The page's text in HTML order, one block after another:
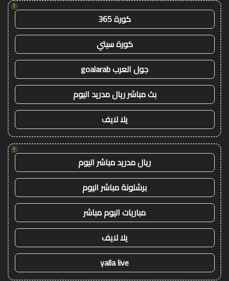
!
كورة 365
كورة سيتي
جول العرب goalarab
بث مباشر ريال مدريد اليوم
يلا لايف
!
ريال مدريد مباشر اليوم
برشلونة مباشر اليوم
مباريات اليوم مباشر
يلا لايف
yalla live